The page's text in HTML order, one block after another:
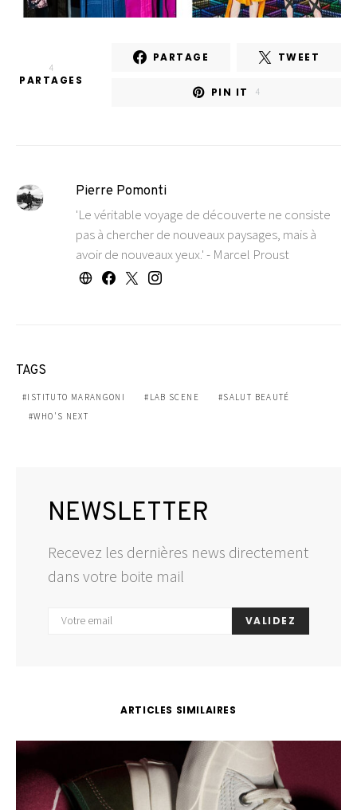
4
PARTAGES
PARTAGE TWEET
PIN IT 4
Pierre Pomonti
'Le véritable voyage de découverte ne consiste
pas à chercher de nouveaux paysages, mais à
avoir de nouveaux yeux.' - Marcel Proust
TAGS
ISTITUTO MARANGONI LAB SCENE
SALUT BEAUTÉ
WHO'S NEXT
NEWSLETTER
Recevez les dernières news directement
dans votre boite mail
VALIDEZ
ARTICLES SIMILAIRES